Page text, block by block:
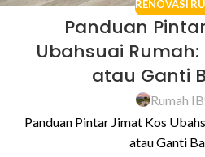
RENOVASI
Panduan
Ubahsuai
atau Ganti
Rumah
Panduan Pintar Jimat Kos
atau Ganti